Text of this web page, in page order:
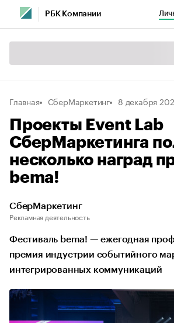
РБК Компании
Главная СберМаркетинг 8 декабря
Проекты Event Lab
СберМаркетинга
несколько наград
bema!
СберМаркетинг
Рекламная деятельность
Фестиваль bema! — ежегодная
премия индустрии событийного
интегрированных коммуникаций